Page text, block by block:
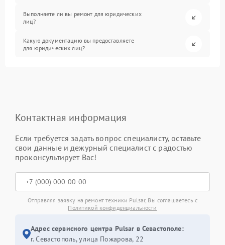
Выполняете ли вы ремонт для юридических
лиц?
Какую документацию вы предоставляете
для юридических лиц?
Контактная информация
Если требуется задать вопрос специалисту, оставьте
свои данные и дежурный специалист с радостью
проконсультирует Вас!
Отправляя заявку на ремонт техники Pulsar, Вы соглашаетесь с
Политикой конфиденциальности
Адрес сервисного центра Pulsar в Севастополе:
г. Севастополь, улица Пожарова, 22